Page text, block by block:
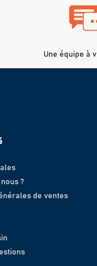
Une équipe à
?
de ventes